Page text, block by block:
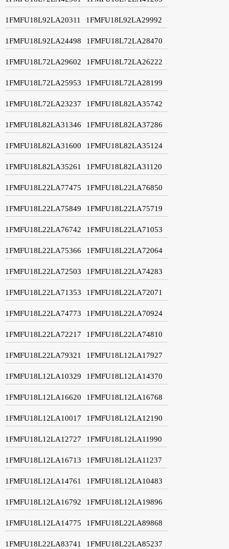
1FMFU18L92LA20311 1FMFU18L92LA29992
1FMFU18L92LA24498 1FMFU18L72LA28470
1FMFU18L72LA29602 1FMFU18L72LA26222
1FMFU18L72LA25953 1FMFU18L72LA28199
1FMFU18L72LA23237 1FMFU18L82LA35742
1FMFU18L82LA31346 1FMFU18L82LA37286
1FMFU18L82LA31600 1FMFU18L82LA35124
1FMFU18L82LA35261 1FMFU18L82LA31120
1FMFU18L22LA77475 1FMFU18L22LA76850
1FMFU18L22LA75849 1FMFU18L22LA75719
1FMFU18L22LA76742 1FMFU18L22LA71053
1FMFU18L22LA75366 1FMFU18L22LA72064
1FMFU18L22LA72503 1FMFU18L22LA74283
1FMFU18L22LA71353 1FMFU18L22LA72071
1FMFU18L22LA74773 1FMFU18L22LA70924
1FMFU18L22LA72217 1FMFU18L22LA74810
1FMFU18L22LA79321 1FMFU18L12LA17927
1FMFU18L12LA10329 1FMFU18L12LA14370
1FMFU18L12LA16620 1FMFU18L12LA16768
1FMFU18L12LA10017 1FMFU18L12LA12190
1FMFU18L12LA12727 1FMFU18L12LA11990
1FMFU18L12LA16713 1FMFU18L12LA11237
1FMFU18L12LA14761 1FMFU18L12LA10483
1FMFU18L12LA16792 1FMFU18L12LA19896
1FMFU18L12LA14775 1FMFU18L22LA89868
1FMFU18L22LA83741 1FMFU18L22LA85237